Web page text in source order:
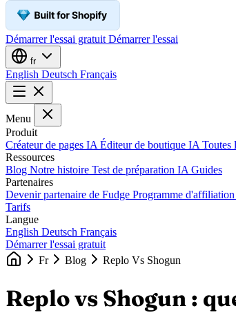
Démarrer l'essai gratuit Démarrer l'essai
fr
English Deutsch Français
Menu
Produit
Créateur de pages IA Éditeur de boutique IA Toutes
Ressources
Blog Notre histoire Test de préparation IA Guides
Partenaires
Devenir partenaire de Fudge Programme d'affiliation
Tarifs
Langue
English Deutsch Français
Démarrer l'essai gratuit
Fr
Blog Replo Vs Shogun
Replo vs Shogun :